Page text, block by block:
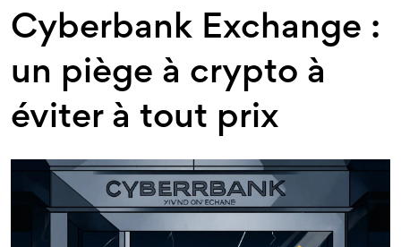
Cyberbank Exchange :
un piège à crypto à
éviter à tout prix